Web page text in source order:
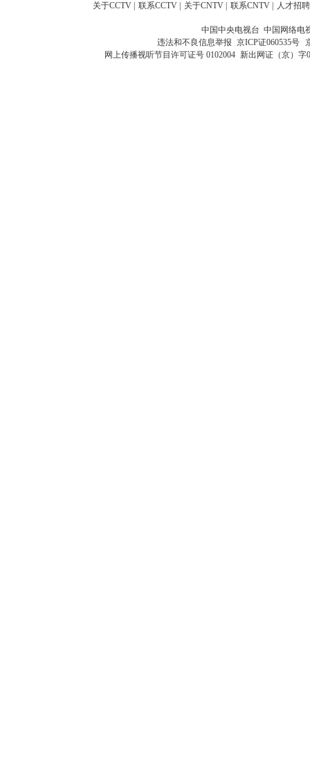
关于CCTV 联系CCTV 关于CNTV 联系CNTV 人才招聘
中国中央电视台 中国网络电
违法和不良信息举报 京ICP证060535号
网上传播视听节目许可证号 0102004 新出网证（京）